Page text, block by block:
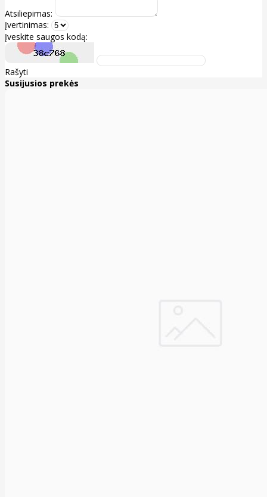
Atsiliepimas:
Įvertinimas:
Įveskite saugos kodą:
Rašyti
Susijusios prekės